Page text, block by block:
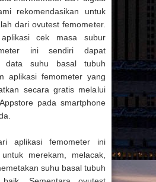
rekomendasikan untuk
dari ovutest femometer.
cek masa subur
ini sendiri dapat
data suhu basal tubuh
aplikasi femometer yang
secara gratis melalui
pada smartphone
aplikasi femometer ini
merekam, melacak,
suhu basal tubuh